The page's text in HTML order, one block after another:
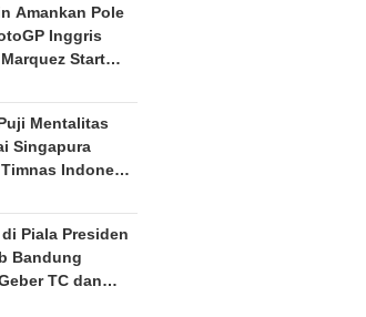
Amankan Pole
Inggris
Start
Mentalitas
Singapura
Indonesia
2026
Piala Presiden
Bandung
TC dan
Challenge